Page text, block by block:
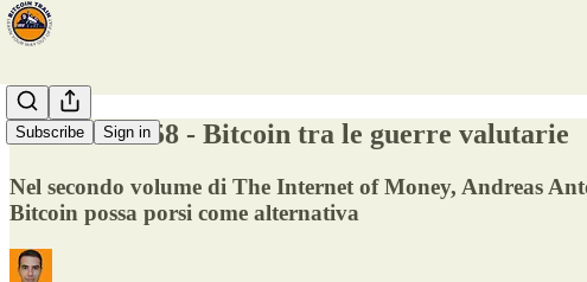
Subscribe Sign in
Fermata #258 - Bitcoin tra le guerre valutarie
Nel secondo volume di The Internet of Money, Andreas
Bitcoin possa porsi come alternativa